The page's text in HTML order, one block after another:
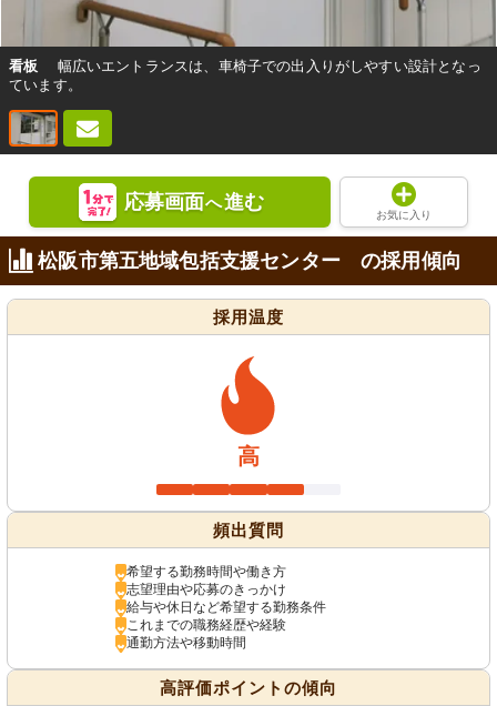
看板
幅広いエントランスは、車椅子での出入りがしやすい設計となっ
ています。
応募画面へ進む
お気に入り
松阪市第五地域包括支援センター の採用傾向
採用温度
高
頻出質問
希望する勤務時間や働き方
志望理由や応募のきっかけ
給与や休日など希望する勤務条件
これまでの職務経歴や経験
通勤方法や移動時間
高評価ポイントの傾向